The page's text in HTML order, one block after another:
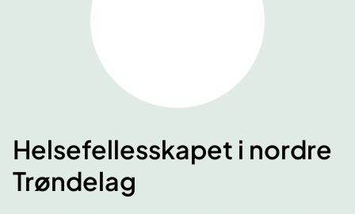
Helsefellesskapet i nordre
Trøndelag